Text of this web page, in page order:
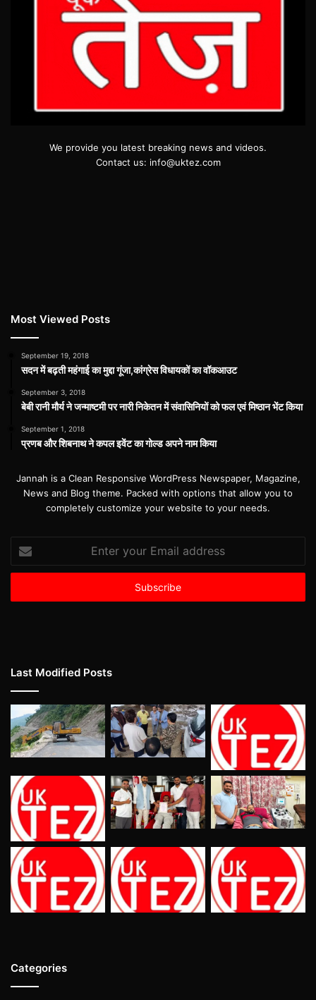
We provide you latest breaking news and videos.
Contact us: info@uktez.com
Most Viewed Posts
September 19, 2018
सदन में बढ़ती महंगाई का मुद्दा गूंजा,कांग्रेस विधायकों का वॉकआउट
September 3, 2018
बेबी रानी मौर्य ने जन्माष्टमी पर नारी निकेतन में संवासिनियों को फल एवं मिष्ठान भेंट किया
September 1, 2018
प्रणब और शिबनाथ ने कपल इवेंट का गोल्ड अपने नाम किया
Jannah is a Clean Responsive WordPress Newspaper, Magazine,
News and Blog theme. Packed with options that allow you to
completely customize your website to your needs.
your
Email
Last Modified Posts
Categories